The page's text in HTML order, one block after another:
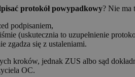
protokół powypadkowy? Nie ma
podpisaniem,
(uskutecznia to uzupełnienie
zgadza się z ustaleniami.
kroków, jednak ZUS albo sąd
OC.